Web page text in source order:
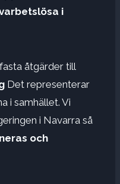
i
åtgärder till
Det representerar
i samhället. Vi
i Navarra så
och